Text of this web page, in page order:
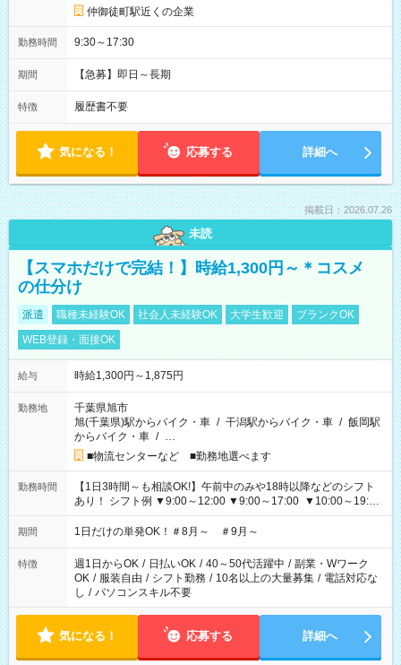
仲御徒町駅近くの企業
勤務時間 9:30～17:30
期間 【急募】即日～長期
特徴 履歴書不要
気になる！ 応募する 詳細へ
掲載日：2026.07.26
未読
【スマホだけで完結！】時給1,300円～＊コスメ
の仕分け
派遣 職種未経験OK 社会人未経験OK 大学生歓迎
ブランクOK
WEB登録・面接OK
給与 時給1,300円～1,875円
勤務地
千葉県旭市
旭(千葉県)駅からバイク・車 / 干潟駅からバイク・車 / 飯岡駅
からバイク・車 / …
■物流センターなど ■勤務地選べます
勤務時間
【1日3時間～も相談OK!】午前中のみや18時以降などのシフト
あり！ シフト例 ▼9:00～12:00 ▼9:00～17:00 ▼10:00～19:00
▼18:00～21:00
期間 1日だけの単発OK！＃8月～ ＃9月～
特徴 週1日からOK / 日払いOK / 40～50代活躍中 / 副業・Wワーク
OK / 服装自由 / シフト勤務 / 10名以上の大量募集 / 電話対応な
し / パソコンスキル不要
気になる！ 応募する 詳細へ